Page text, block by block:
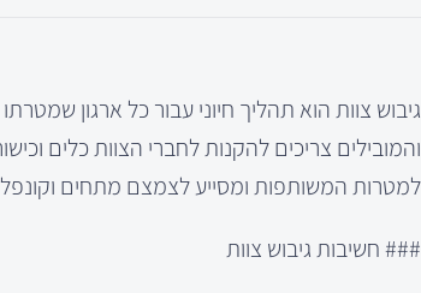
גיבוש צוות הוא תהליך חיוני עבור כל ארגון
והמובילים צריכים להקנות לחברי הצוות כלים
למטרות המשותפות ומסייע לצמצם מתחים
### חשיבות גיבוש צוות